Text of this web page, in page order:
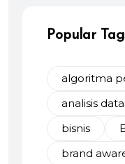
Popular
algoritma
analisis data
bisnis
brand